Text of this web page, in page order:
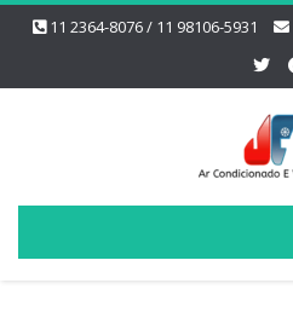
11 2364-8076 / 11 98106-5931